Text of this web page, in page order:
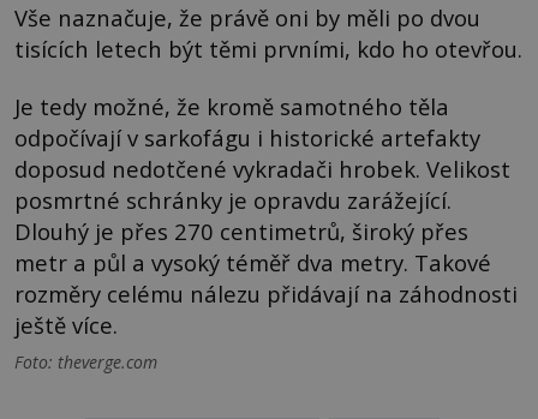
Vše naznačuje, že právě oni by měli po dvou
tisících letech být těmi prvními, kdo ho otevřou.
Je tedy možné, že kromě samotného těla
odpočívají v sarkofágu i historické artefakty
doposud nedotčené vykradači hrobek. Velikost
posmrtné schránky je opravdu zarážející.
Dlouhý je přes 270 centimetrů, široký přes
metr a půl a vysoký téměř dva metry. Takové
rozměry celému nálezu přidávají na záhodnosti
ještě více.
Foto: theverge.com